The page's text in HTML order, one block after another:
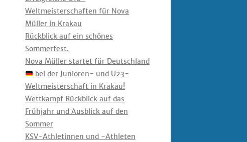
Weltmeisterschaften für Nova
Müller in Krakau
Rückblick auf ein schönes
Sommerfest.
Nova Müller startet für Deutschland
bei der Junioren- und U23-
Weltmeisterschaft in Krakau!
Wettkampf Rückblick auf das
Frühjahr und Ausblick auf den
Sommer
KSV-Athletinnen und -Athleten